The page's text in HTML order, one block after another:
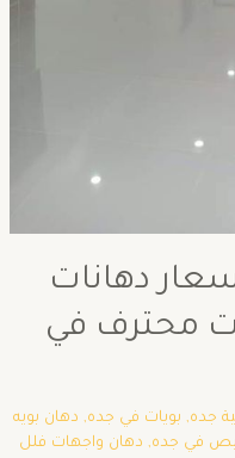
دهانات
محترف في
جده, بويات في جده, دهان بويه
في جده, دهان واجهات فلل